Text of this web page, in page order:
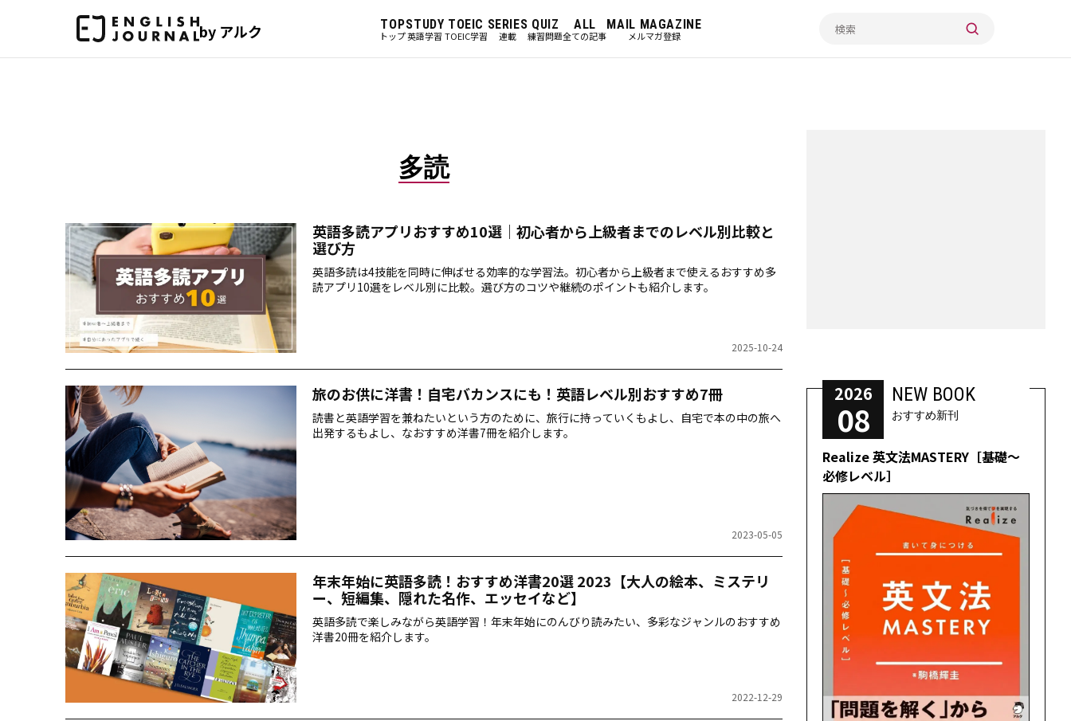
by アルク TOP
トップ
STUDY
英語学習
TOEIC
TOEIC学習
SERIES
連載
QUIZ
練習問題
ALL
全ての記事
MAIL MAGAZINE
メルマガ登録
多読
英語多読アプリおすすめ10選｜初心者から上級者までのレベル別比較と
選び方
英語多読は4技能を同時に伸ばせる効率的な学習法。初心者から上級者まで使えるおすすめ多
読アプリ10選をレベル別に比較。選び方のコツや継続のポイントも紹介します。
2025-10-24
旅のお供に洋書！自宅バカンスにも！英語レベル別おすすめ7冊
読書と英語学習を兼ねたいという方のために、旅行に持っていくもよし、自宅で本の中の旅へ
出発するもよし、なおすすめ洋書7冊を紹介します。
2023-05-05
年末年始に英語多読！おすすめ洋書20選 2023【大人の絵本、ミステリ
ー、短編集、隠れた名作、エッセイなど】
英語多読で楽しみながら英語学習！年末年始にのんびり読みたい、多彩なジャンルのおすすめ
洋書20冊を紹介します。
2022-12-29
2026
08
NEW BOOK
おすすめ新刊
Realize 英文法MASTERY［基礎～
必修レベル］